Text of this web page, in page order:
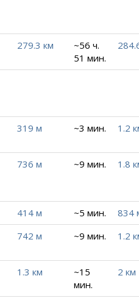
279.3 км
~56 ч.
51 мин.
319 м ~3 мин. 1.2
736 м ~9 мин. 1.8
414 м ~5 мин.
834
742 м ~9 мин. 1.2
1.3 км
~15
мин.
2 км